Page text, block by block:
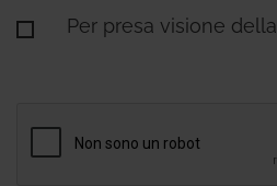
Per presa visione della